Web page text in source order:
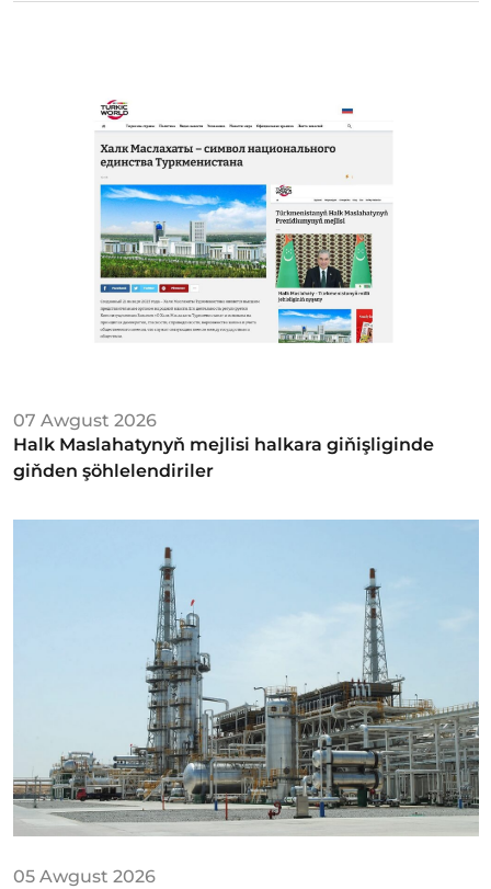
07 Awgust 2026
Halk Maslahatynyň mejlisi halkara giňişliginde
giňden şöhlelendiriler
05 Awgust 2026